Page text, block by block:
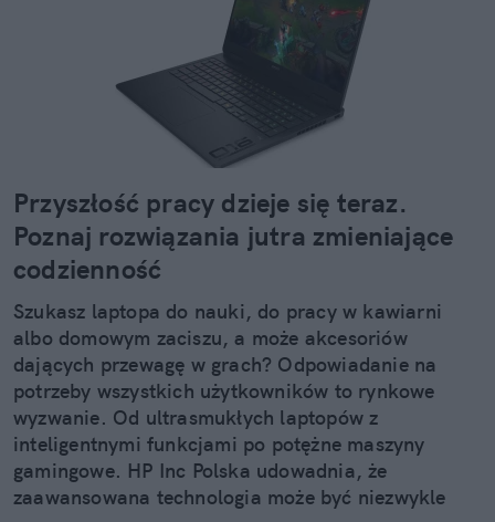
Przyszłość pracy dzieje się teraz.
Poznaj rozwiązania jutra zmieniające
codzienność
Szukasz laptopa do nauki, do pracy w kawiarni
albo domowym zaciszu, a może akcesoriów
dających przewagę w grach? Odpowiadanie na
potrzeby wszystkich użytkowników to rynkowe
wyzwanie. Od ultrasmukłych laptopów z
inteligentnymi funkcjami po potężne maszyny
gamingowe. HP Inc Polska udowadnia, że
zaawansowana technologia może być niezwykle